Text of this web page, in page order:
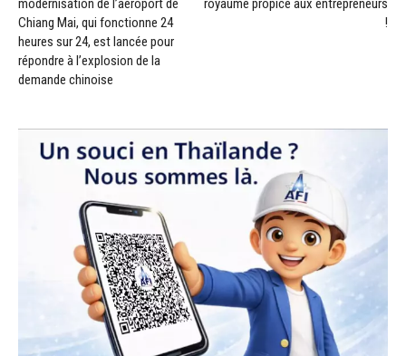
modernisation de l’aéroport de
Chiang Mai, qui fonctionne 24
heures sur 24, est lancée pour
répondre à l’explosion de la
demande chinoise
royaume propice aux entrepreneurs
!